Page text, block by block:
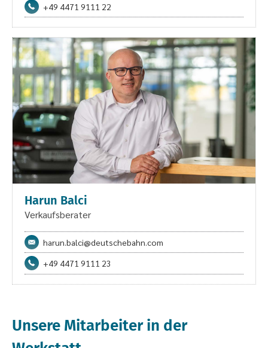
+49 4471 9111 22
Harun Balci
Verkaufsberater
harun.balci@deutschebahn.com
+49 4471 9111 23
Unsere Mitarbeiterin der